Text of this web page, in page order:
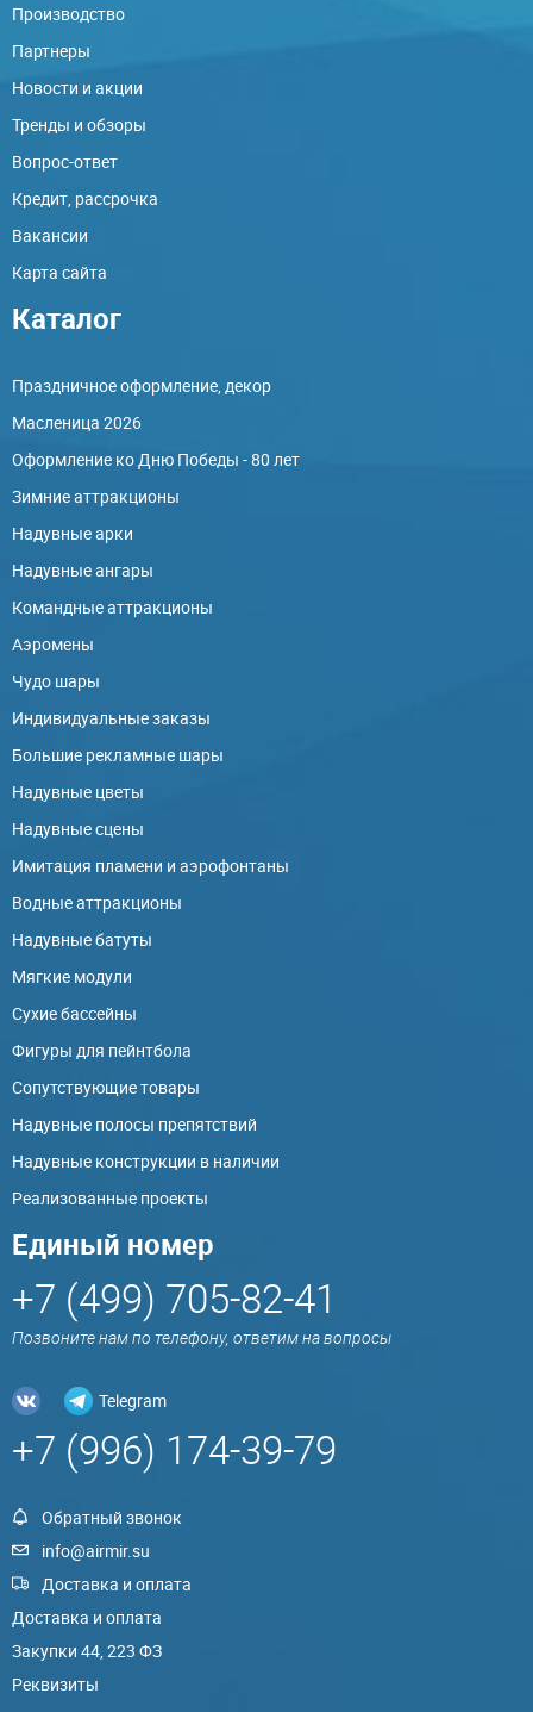
Производство
Партнеры
Новости и акции
Тренды и обзоры
Вопрос-ответ
Кредит, рассрочка
Вакансии
Карта сайта
Каталог
Праздничное оформление, декор
Масленица 2026
Оформление ко Дню Победы - 80 лет
Зимние аттракционы
Надувные арки
Надувные ангары
Командные аттракционы
Аэромены
Чудо шары
Индивидуальные заказы
Большие рекламные шары
Надувные цветы
Надувные сцены
Имитация пламени и аэрофонтаны
Водные аттракционы
Надувные батуты
Мягкие модули
Сухие бассейны
Фигуры для пейнтбола
Сопутствующие товары
Надувные полосы препятствий
Надувные конструкции в наличии
Реализованные проекты
Единый номер
+7 (499) 705-82-41
Позвоните нам по телефону, ответим на вопросы
Telegram
+7 (996) 174-39-79
Обратный звонок
info@airmir.su
Доставка и оплата
Доставка и оплата
Закупки 44, 223 ФЗ
Реквизиты